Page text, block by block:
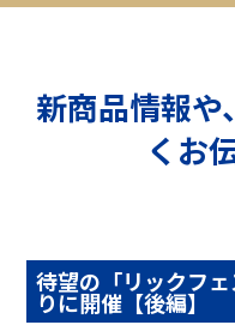
新商品情報
くお
待望の「リックフ
りに開催【後編】